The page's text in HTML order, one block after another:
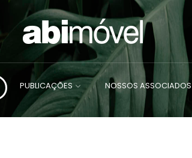
PUBLICAÇÕES NOSSOS ASSOCIADOS